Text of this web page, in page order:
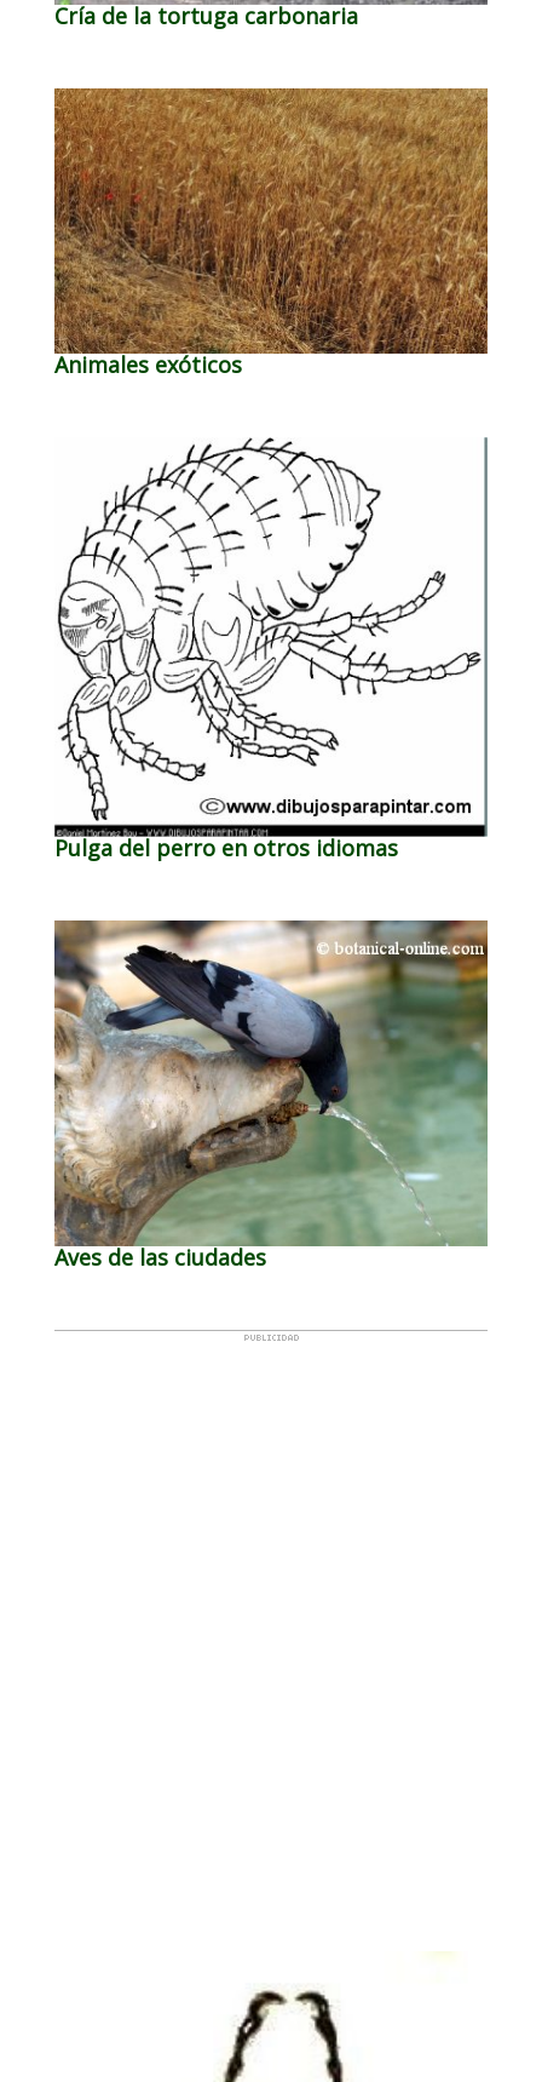
Cría de la tortuga carbonaria
Animales exóticos
Pulga del perro en otros idiomas
Aves de las ciudades